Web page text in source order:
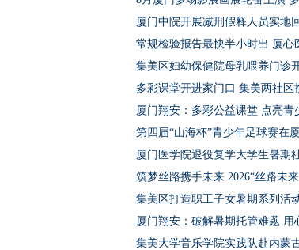
厦门中院开展减刑假释人员实地
常规检验报告最快半小时出 厦心
集美区妇幼保健院母乳喂养门诊
多彩课堂开进家门口 集美两社
厦门翔安：多彩公益课堂 点亮青
第四届“山海杯”青少年足球赛在
厦门医学院退役复学大学生暑期
筑梦丝路携手未来 2026“丝路未
集美区打造职工子女暑期系列活
厦门翔安：破解暑期托管难题
集美大学音乐学院实践队赴内蒙